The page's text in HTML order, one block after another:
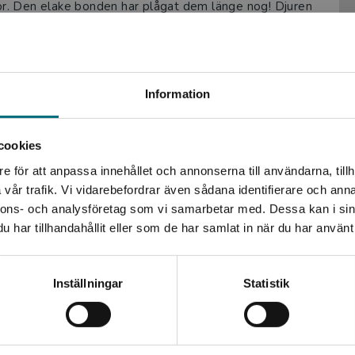
Information
för att anpassa innehållet och annonserna till användarna,
trafik. Vi vidarebefordrar även sådana identifierare och
och analysföretag som vi samarbetar med. Dessa kan i
har tillhandahållit eller som de har samlat in när du har
Inställningar Statistik
Begränsad fraktregion
Det verkar som att du besöker nyponochviljaforlag.se via
en enhet utanför Sverige. Vi erbjuder inte leveranser
utanför Sverige. För att kunna slutföra ett köp måste
leveransadressen vara i Sverige.
Den elake bonden har plågat dem länge nog! Djuren
blir livet bättre, då djuren får mer mat. Men snart tar
orättvisor som från bondens tid kommer tillbaka.
från 1945. Nu kommer denna klassiker i en lättläst
fram till andra världskriget. De två styrande
emellan. Orwell skrev i inledningen till
men att förhållandena inte var mycket